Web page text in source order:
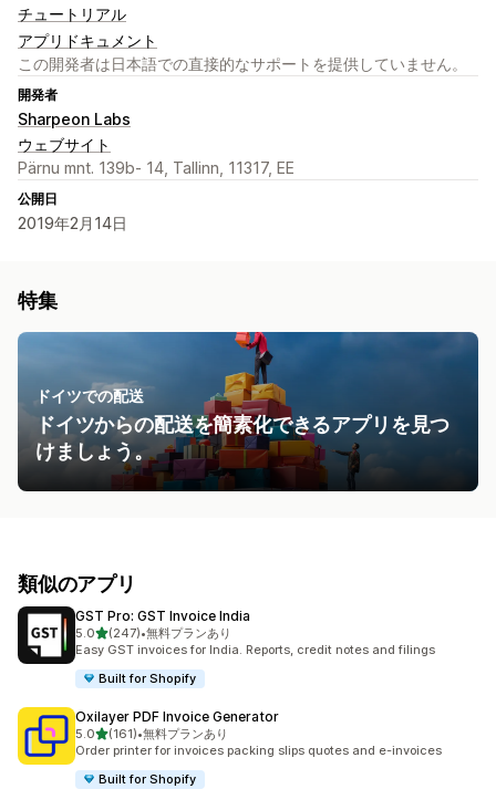
チュートリアル
アプリドキュメント
この開発者は日本語での直接的なサポートを提供していません。
開発者
Sharpeon Labs
ウェブサイト
Pärnu mnt. 139b- 14, Tallinn, 11317, EE
公開日
2019年2月14日
特集
ドイツでの配送
ドイツからの配送を簡素化できるアプリを見つ
けましょう。
類似のアプリ
GST Pro: GST Invoice India
5.05つ星中
(247)
合計レビュー数：247件
•無料プランあり
Easy GST invoices for India. Reports, credit notes and filings
Built for Shopify
Oxilayer PDF Invoice Generator
5.05つ星中
(161)
合計レビュー数：161件
•無料プランあり
Order printer for invoices packing slips quotes and e-invoices
Built for Shopify